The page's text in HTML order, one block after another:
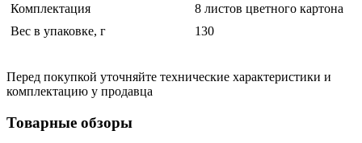
Комплектация
8 листов цветного картона
Вес в упаковке, г
130
Перед покупкой уточняйте технические характеристики и
комплектацию у продавца
Товарные обзоры